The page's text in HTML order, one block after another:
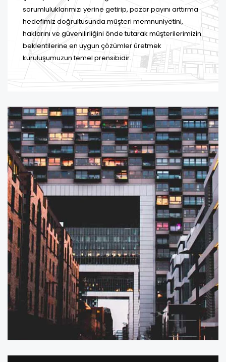
sorumluluklarımızı yerine getirip, pazar payını arttırma
hedefimiz doğrultusunda müşteri memnuniyetini,
haklarını ve güvenilirliğini önde tutarak müşterilerimizin
beklentilerine en uygun çözümler üretmek
kuruluşumuzun temel prensibidir.